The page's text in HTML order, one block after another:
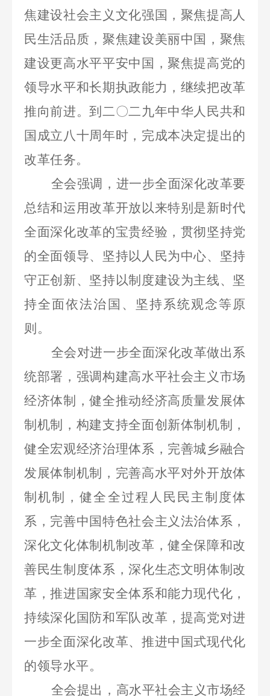
焦建设社会主义文化强国，聚焦提高人
民生活品质，聚焦建设美丽中国，聚焦
建设更高水平平安中国，聚焦提高党的
领导水平和长期执政能力，继续把改革
推向前进。到二〇二九年中华人民共和
国成立八十周年时，完成本决定提出的
改革任务。
全会强调，进一步全面深化改革要
总结和运用改革开放以来特别是新时代
全面深化改革的宝贵经验，贯彻坚持党
的全面领导、坚持以人民为中心、坚持
守正创新、坚持以制度建设为主线、坚
持全面依法治国、坚持系统观念等原
则。
全会对进一步全面深化改革做出系
统部署，强调构建高水平社会主义市场
经济体制，健全推动经济高质量发展体
制机制，构建支持全面创新体制机制，
健全宏观经济治理体系，完善城乡融合
发展体制机制，完善高水平对外开放体
制机制，健全全过程人民民主制度体
系，完善中国特色社会主义法治体系，
深化文化体制机制改革，健全保障和改
善民生制度体系，深化生态文明体制改
革，推进国家安全体系和能力现代化，
持续深化国防和军队改革，提高党对进
一步全面深化改革、推进中国式现代化
的领导水平。
全会提出，高水平社会主义市场经